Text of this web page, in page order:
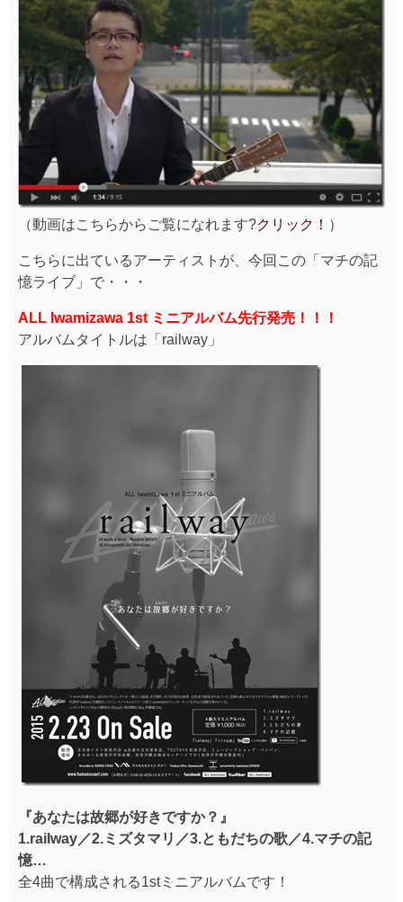
（動画はこちらからご覧になれます?クリック！ ）
こちらに出ているアーティストが、今回この「マチの記
憶ライブ」で・・・
ALL Iwamizawa 1st ミニアルバム先行発売！！！
アルバムタイトルは「railway」
『あなたは故郷が好きですか？』
1.railway／2.ミズタマリ／3.ともだちの歌／4.マチの記
憶…
全4曲で構成される1stミニアルバムです！